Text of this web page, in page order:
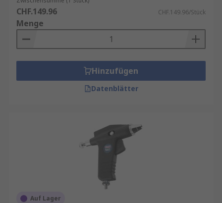
CHF.149.96 CHF.149.96/Stück
Menge
Hinzufügen
Datenblätter
Auf Lager